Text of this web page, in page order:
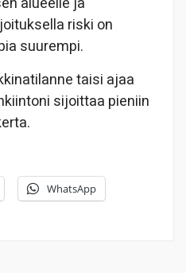
riski on
suurempi.
taisi ajaa
sijoittaa pieniin
WhatsApp